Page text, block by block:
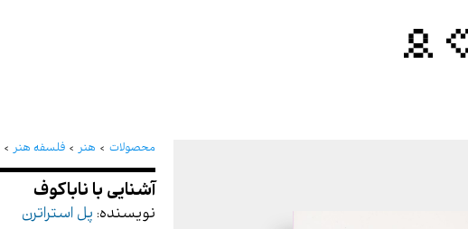
محصولات هنر فلسفه هنر
نویسنده: پل استراترن